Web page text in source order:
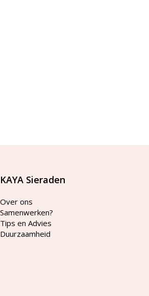
KAYA Sieraden
Over ons
Samenwerken?
Tips en Advies
Duurzaamheid